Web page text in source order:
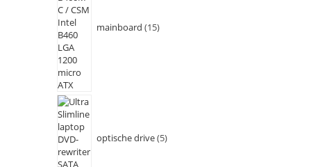
mainboard 15
optische drive 5